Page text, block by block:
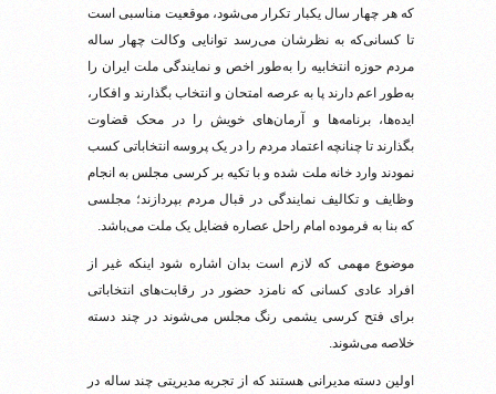
که هر چهار سال یکبار تکرار می‌شود، موقعیت مناسبی است
تا کسانی‌که به نظرشان می‌رسد توانایی وکالت چهار ساله
مردم حوزه انتخابیه را به‌طور اخص و نمایندگی ملت ایران را
به‌طور اعم دارند پا به عرصه امتحان و انتخاب بگذارند و افکار،
ایده‌ها، برنامه‌ها و آرمان‌های خویش را در محک قضاوت
بگذارند تا چنانچه اعتماد مردم را در یک پروسه انتخاباتی کسب
نمودند وارد خانه ملت شده و با تکیه بر کرسی مجلس به انجام
وظایف و تکالیف نمایندگی در قبال مردم بپردازند؛ مجلسی
که بنا به فرموده امام راحل عصاره فضایل یک ملت می‌باشد.
موضوع مهمی که لازم است بدان اشاره شود اینکه غیر از
افراد عادی کسانی که نامزد حضور در رقابت‌های انتخاباتی
برای فتح کرسی یشمی رنگ مجلس می‌شوند در چند دسته
خلاصه می‌شوند.
اولین دسته مدیرانی هستند که از تجربه مدیریتی چند ساله در